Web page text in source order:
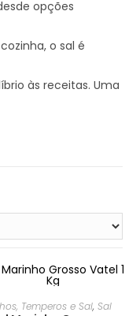
opções
o sal é
às receitas. Uma
Temperos e Sal, Sal